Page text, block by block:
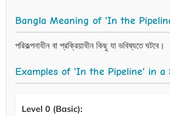
Bangla Meaning of 'In the
পরিকল্পনাধীন বা প্রক্রিয়াধীন কিছু যা ভবিষ্যতে ঘটবে।
Examples of 'In the Pipeline' in a
Level 0 (Basic):